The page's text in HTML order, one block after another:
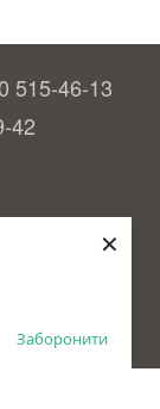
Заборонити
×
515-46-13
42